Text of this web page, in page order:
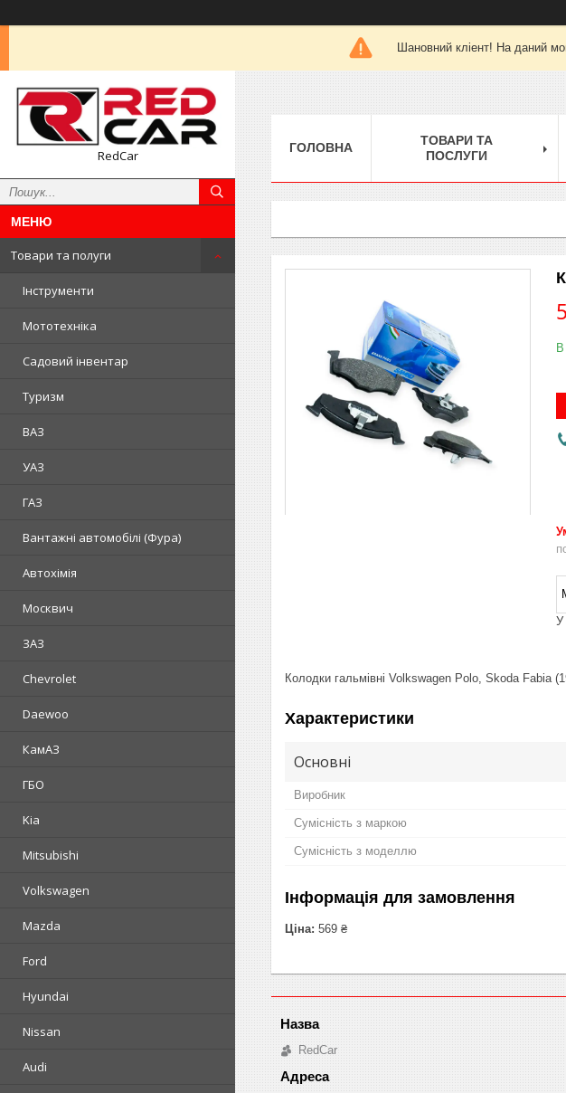
Шановний кліент! На даний
RedCar
Товари та полуги
Інструменти
Мототехніка
Садовий інвентар
Туризм
ВАЗ
УАЗ
ГАЗ
Вантажні автомобілі (Фура)
Автохімія
Москвич
ЗАЗ
Chevrolet
Daewoo
КамАЗ
ГБО
Kia
Mitsubishi
Volkswagen
Mazda
Ford
Hyundai
Nissan
Audi
ГОЛОВНА
ТОВАРИ ТА
ПОСЛУГИ
В
У
Колодки гальмівні Volkswagen Polo, Skoda Fabia
Характеристики
Основні
Виробник
Сумісність з маркою
Сумісність з моделлю
Інформація для замовлення
Ціна: 569 ₴
RedCar